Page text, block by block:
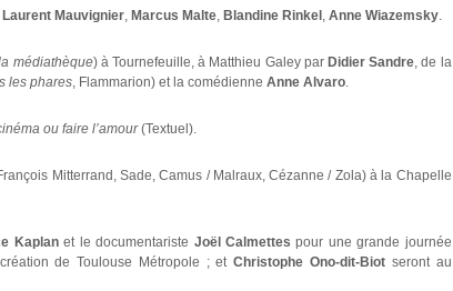
Laurent Mauvignier Marcus Malte Blandine Rinkel Anne Wiazemsky
médiathèque) à Tournefeuille, à Matthieu Galey parDidier Sandre , de la
les phares , Flammarion) et la comédienne Anne Alvaro
ou faire l’amour(Textuel).
Mitterrand, Sade, Camus / Malraux, Cézanne / Zola) à la Chapelle
Kaplanet le documentariste Joël Calmettespour une grande journée
de Toulouse Métropole ; etChristophe Ono-dit-Biot seront au